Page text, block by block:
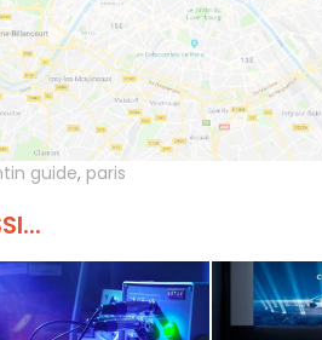
guide, paris